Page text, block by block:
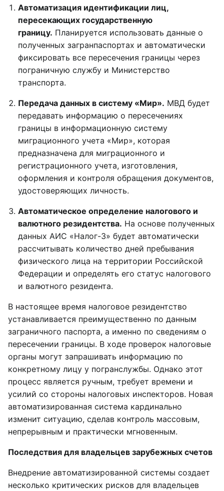
Автоматизация идентификации лиц,
пересекающих государственную
границу. Планируется использовать данные о
полученных загранпаспортах и автоматически
фиксировать все пересечения границы через
пограничную службу и Министерство
транспорта.
Передача данных в систему «Мир». МВД будет
передавать информацию о пересечениях
границы в информационную систему
миграционного учета «Мир», которая
предназначена для миграционного и
регистрационного учета, изготовления,
оформления и контроля обращения документов,
удостоверяющих личность.
Автоматическое определение налогового и
валютного резидентства. На основе полученных
данных АИС «Налог-3» будет автоматически
рассчитывать количество дней пребывания
физического лица на территории Российской
Федерации и определять его статус налогового
и валютного резидента.
В настоящее время налоговое резидентство
устанавливается преимущественно по данным
заграничного паспорта, а именно по сведениям о
пересечении границы. В ходе проверок налоговые
органы могут запрашивать информацию по
конкретному лицу у погранслужбы. Однако этот
процесс является ручным, требует времени и
усилий со стороны налоговых инспекторов. Новая
автоматизированная система кардинально
изменит ситуацию, сделав контроль массовым,
непрерывным и практически мгновенным.
Последствия для владельцев зарубежных счетов
Внедрение автоматизированной системы создает
несколько критических рисков для владельцев